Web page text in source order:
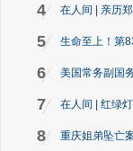
4 在人间 | 亲历
5 生命至上！第
6 美国常务副国
7 在人间 | 红绿
8 重庆姐弟坠亡